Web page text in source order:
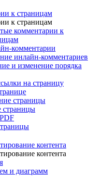
к страницам
к страницам
комментарии к
комментарии
инлайн-комментариев
и изменение порядка
на страницу
страницы
страницы
контента
контента
и диаграмм